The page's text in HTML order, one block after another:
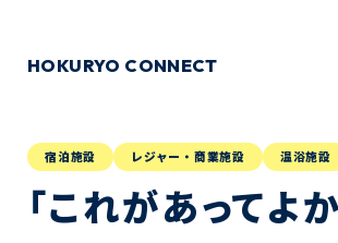
HOKURYO CONNECT
宿泊施設 レジャー・商業施設 温浴施設
「これがあってよ